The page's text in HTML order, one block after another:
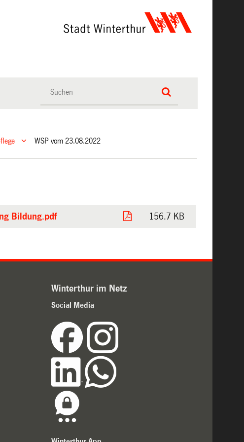
WSP vom 23.08.2022
Bildung.pdf 156.7 KB
Winterthur im Netz
Social Media